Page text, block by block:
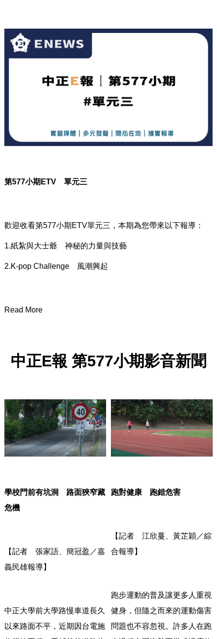
第577小期 ETV 單元三
歡迎收看第577小期ETV單元三，本期為您帶來以下報導：
1.紙紮與大士爺 神秘的力量與技藝
2.K-pop Challenge 風潮興起
Read More
中正E報 第577小期影音新聞
學校門前有坑洞 路面狹窄藏
危機
【記者 張家語、簡冠盈／嘉
義民雄報導】
中正大學前大學路慢車道長久
以來路面不平， 近期因台電施
跑對健康 跑錯危害
【記者 江欣蔓、黃芷穎／綜
合報導】
跑步運動的普及讓更多人重視
健身， 但隨之而來的運動傷害
問題也不容忽視。 許多人在跑